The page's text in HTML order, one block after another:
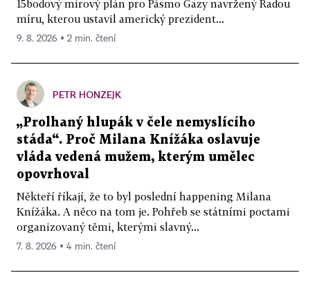
15bodový mírový plán pro Pásmo Gazy navržený Radou
míru, kterou ustavil americký prezident...
9. 8. 2026 ▪ 2 min. čtení
PETR HONZEJK
„Prolhaný hlupák v čele nemyslícího
stáda“. Proč Milana Knížáka oslavuje
vláda vedená mužem, kterým umělec
opovrhoval
Někteří říkají, že to byl poslední happening Milana
Knížáka. A něco na tom je. Pohřeb se státními poctami
organizovaný těmi, kterými slavný...
7. 8. 2026 ▪ 4 min. čtení